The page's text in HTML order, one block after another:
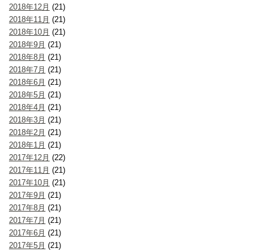
2018年12月 (21)
2018年11月 (21)
2018年10月 (21)
2018年9月 (21)
2018年8月 (21)
2018年7月 (21)
2018年6月 (21)
2018年5月 (21)
2018年4月 (21)
2018年3月 (21)
2018年2月 (21)
2018年1月 (21)
2017年12月 (22)
2017年11月 (21)
2017年10月 (21)
2017年9月 (21)
2017年8月 (21)
2017年7月 (21)
2017年6月 (21)
2017年5月 (21)